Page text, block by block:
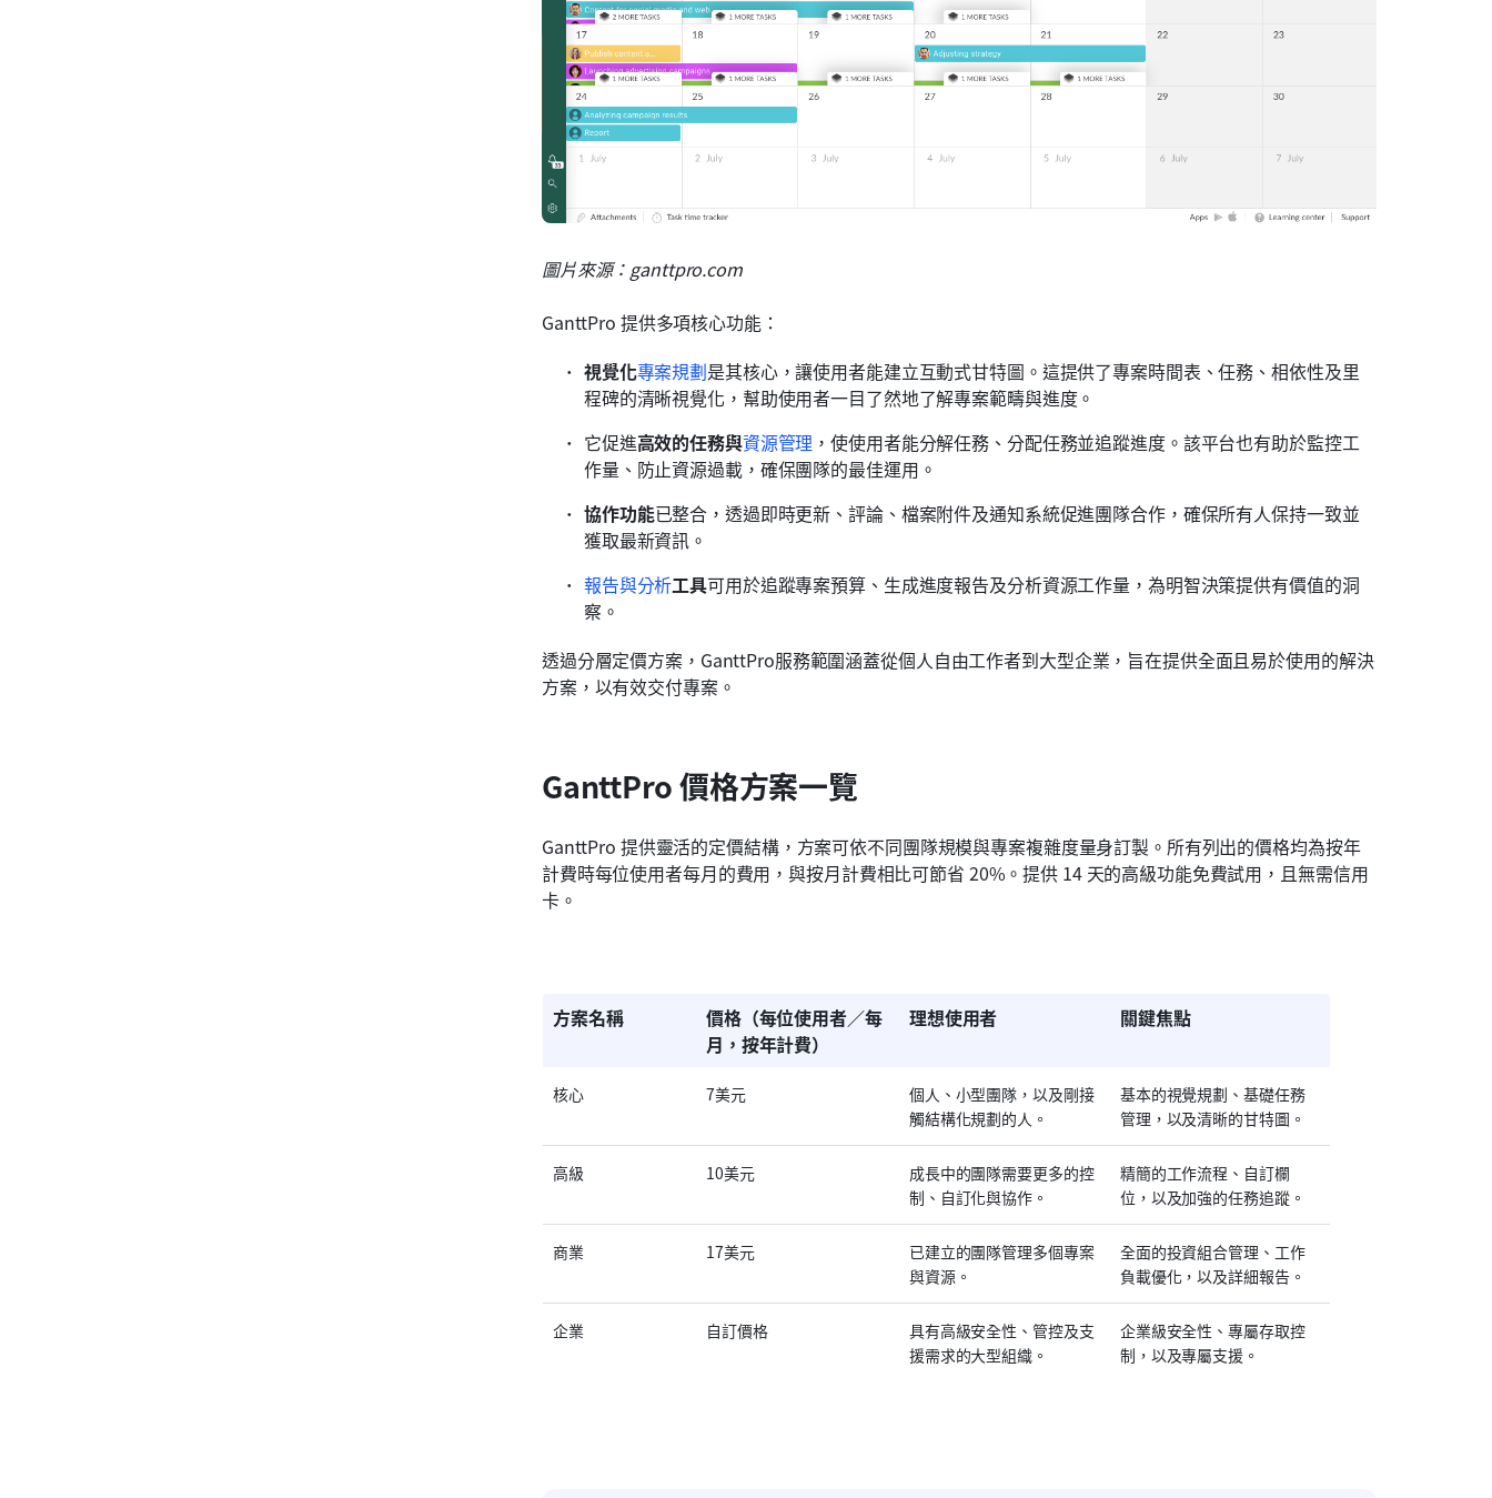
圖片來源：ganttpro.com
GanttPro 提供多項核心功能：
視覺化專案規劃是其核心，讓使用者能建立互動式甘特圖。這提供了專案時間表、任務、相依性及里
程碑的清晰視覺化，幫助使用者一目了然地了解專案範疇與進度。
它促進高效的任務與資源管理 ，使使用者能分解任務、分配任務並追蹤進度。該平台也有助於監控工
作量、防止資源過載，確保團隊的最佳運用。
協作功能已整合，透過即時更新、評論、檔案附件及通知系統促進團隊合作，確保所有人保持一致並
獲取最新資訊。
報告與分析工具可用於追蹤專案預算、生成進度報告及分析資源工作量，為明智決策提供有價值的洞
察。
透過分層定價方案，GanttPro服務範圍涵蓋從個人自由工作者到大型企業，旨在提供全面且易於使用的解決
方案，以有效交付專案。
GanttPro 價格方案一覽
GanttPro 提供靈活的定價結構，方案可依不同團隊規模與專案複雜度量身訂製。所有列出的價格均為按年
計費時每位使用者每月的費用，與按月計費相比可節省 20%。提供 14 天的高級功能免費試用，且無需信用
卡。
方案名稱
價格（每位使用者／每
月，按年計費）
理想使用者 關鍵焦點
核心 7美元
個人、小型團隊，以及剛接
觸結構化規劃的人。
基本的視覺規劃、基礎任務
管理，以及清晰的甘特圖。
高級 10美元
成長中的團隊需要更多的控
制、自訂化與協作。
精簡的工作流程、自訂欄
位，以及加強的任務追蹤。
商業 17美元
已建立的團隊管理多個專案
與資源。
全面的投資組合管理、工作
負載優化，以及詳細報告。
企業 自訂價格
具有高級安全性、管控及支
援需求的大型組織。
企業級安全性、專屬存取控
制，以及專屬支援。